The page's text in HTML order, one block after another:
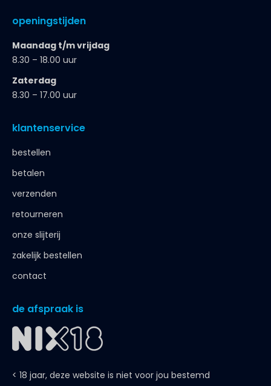
openingstijden
Maandag t/m vrijdag
8.30 – 18.00 uur
Zaterdag
8.30 – 17.00 uur
klantenservice
bestellen
betalen
verzenden
retourneren
onze slijterij
zakelijk bestellen
contact
de afspraak is
< 18 jaar, deze website is niet voor jou bestemd